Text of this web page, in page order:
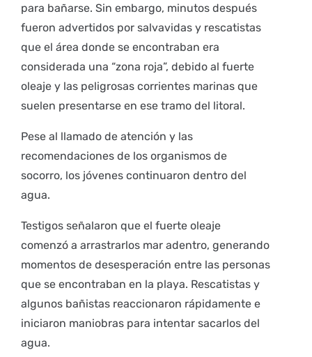
para bañarse. Sin embargo, minutos después
fueron advertidos por salvavidas y rescatistas
que el área donde se encontraban era
considerada una “zona roja”, debido al fuerte
oleaje y las peligrosas corrientes marinas que
suelen presentarse en ese tramo del litoral.
Pese al llamado de atención y las
recomendaciones de los organismos de
socorro, los jóvenes continuaron dentro del
agua.
Testigos señalaron que el fuerte oleaje
comenzó a arrastrarlos mar adentro, generando
momentos de desesperación entre las personas
que se encontraban en la playa. Rescatistas y
algunos bañistas reaccionaron rápidamente e
iniciaron maniobras para intentar sacarlos del
agua.